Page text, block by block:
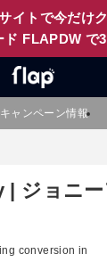
イトで今だけ
FLAPDW で
ャンペーン情報
ジョニー
conversion in